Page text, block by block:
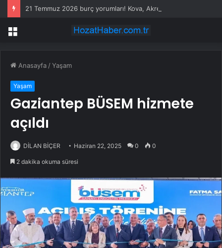
Menü
Anasayfa /Yaşam
Yaşam
Gaziantep BÜSEM hizmete
açıldı
DİLAN BİÇER Haziran 22, 2025 0 0
2 dakika okuma süresi